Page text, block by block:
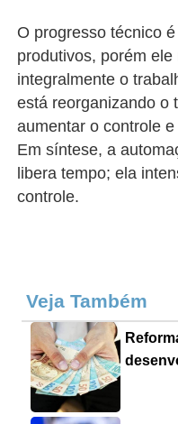
O progresso técnico
produtivos, porém
integralmente o
está reorganizando o
aumentar o controle
Em síntese, a
libera tempo; ela
controle.
Veja Também